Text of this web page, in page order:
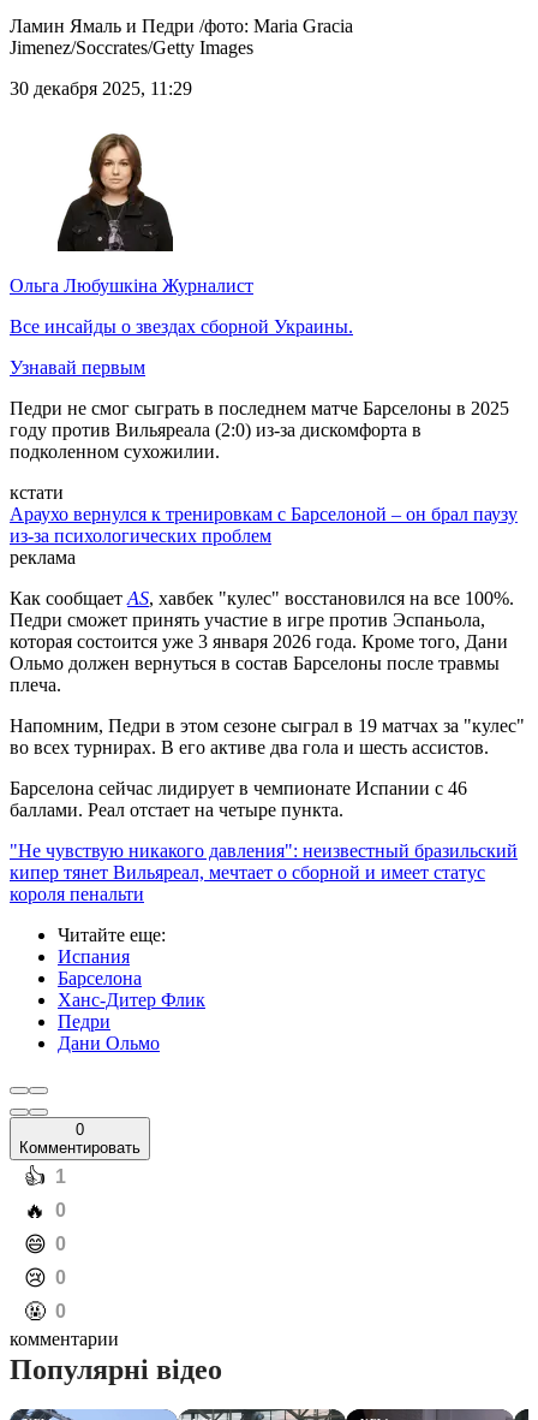
Ламин Ямаль и Педри /фото: Maria Gracia
Jimenez/Soccrates/Getty Images
30 декабря 2025, 11:29
Ольга Любушкіна Журналист
Все инсайды о звездах сборной Украины.
Узнавай первым
Педри не смог сыграть в последнем матче Барселоны в 2025
году против Вильяреала (2:0) из-за дискомфорта в
подколенном сухожилии.
кстати
Араухо вернулся к тренировкам с Барселоной – он брал паузу
из-за психологических проблем
реклама
Как сообщаетAS, хавбек "кулес" восстановился на все 100%.
Педри сможет принять участие в игре против Эспаньола,
которая состоится уже 3 января 2026 года. Кроме того, Дани
Ольмо должен вернуться в состав Барселоны после травмы
плеча.
Напомним, Педри в этом сезоне сыграл в 19 матчах за "кулес"
во всех турнирах. В его активе два гола и шесть ассистов.
Барселона сейчас лидирует в чемпионате Испании с 46
баллами. Реал отстает на четыре пункта.
"Не чувствую никакого давления": неизвестный бразильский
кипер тянет Вильяреал, мечтает о сборной и имеет статус
короля пенальти
Читайте еще:
Испания
Барселона
Ханс-Дитер Флик
Педри
Дани Ольмо
0
Комментировать
️👍 1
️🔥 0
️😄 0
️😢 0
️🤬 0
комментарии